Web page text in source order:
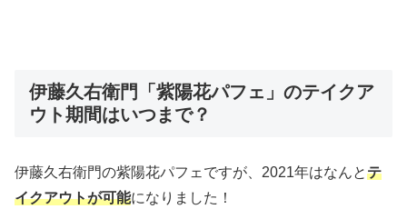
伊藤久右衛門「紫陽花パフェ」のテイクア
ウト期間はいつまで？
伊藤久右衛門の紫陽花パフェですが、2021年はなんとテ
イクアウトが可能になりました！